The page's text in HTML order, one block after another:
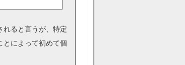
ると言うが、特定
とによって初めて個